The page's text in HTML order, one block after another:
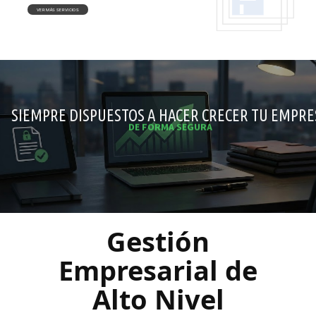
VER MÁS SERVICIOS
DE FORMA SEGURA
SIEMPRE DISPUESTOS A HACER CRECER TU
Gestión
Empresarial de
Alto Nivel